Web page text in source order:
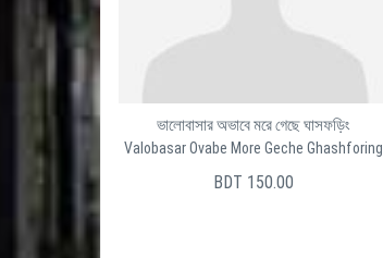
ভালোবাসার অভাবে মরে গেছে ঘাসফড়িং
Valobasar Ovabe More Geche Ghashforing
BDT 150.00